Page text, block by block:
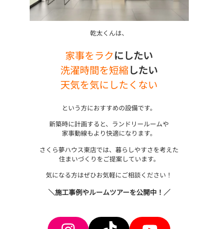
乾太くんは、
家事をラクにしたい
洗濯時間を短縮したい
天気を気にしたくない
という方におすすめの設備です。
新築時に計画すると、ランドリールームや
家事動線もより快適になります。
さくら夢ハウス東店では、暮らしやすさを考えた
住まいづくりをご提案しています。
気になる方はぜひお気軽にご相談ください！
＼施工事例やルームツアーを公開中！／